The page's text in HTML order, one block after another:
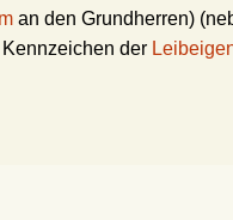
an den Grundherren)
der